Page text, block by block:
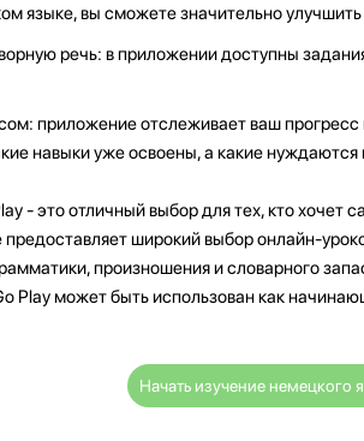
языке, вы сможете значительно
речь: в приложении доступны
приложение отслеживает ваш прогресс
навыки уже освоены, а какие
- это отличный выбор для тех, кто хочет
широкий выбор онлайн-
произношения и словарного
Play может быть использован как
Начать изучение немецкого